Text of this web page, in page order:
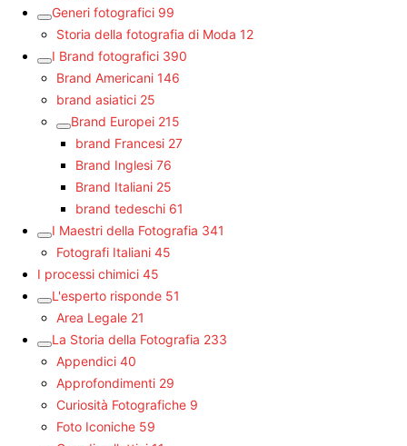
Generi fotografici 99
Storia della fotografia di Moda 12
I Brand fotografici 390
Brand Americani 146
brand asiatici 25
Brand Europei 215
brand Francesi 27
Brand Inglesi 76
Brand Italiani 25
brand tedeschi 61
I Maestri della Fotografia 341
Fotografi Italiani 45
I processi chimici 45
L'esperto risponde 51
Area Legale 21
La Storia della Fotografia 233
Appendici 40
Approfondimenti 29
Curiosità Fotografiche 9
Foto Iconiche 59